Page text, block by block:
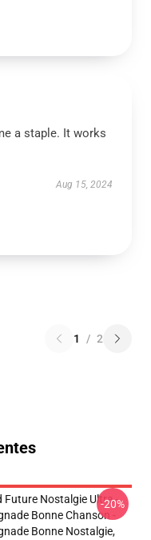
a staple. It works
Aug 15, 2024
1 / 2
Future Nostalgie Ultra -
Bonne Chanson -
Bonne Nostalgie,
-20%